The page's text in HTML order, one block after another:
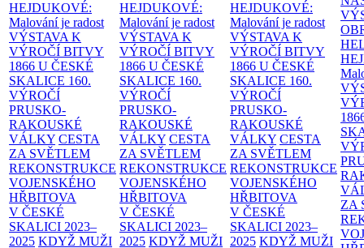
HEJDUKOVÉ:
Malování je radost
VÝSTAVA K
VÝROČÍ BITVY
1866 U ČESKÉ
SKALICE 160.
VÝROČÍ
PRUSKO-
RAKOUSKÉ
VÁLKY CESTA
ZA SVĚTLEM
REKONSTRUKCE
VOJENSKÉHO
HŘBITOVA
V ČESKÉ
SKALICI 2023–
2025 KDYŽ MUŽI
HEJDUKOVÉ:
Malování je radost
VÝSTAVA K
VÝROČÍ BITVY
1866 U ČESKÉ
SKALICE 160.
VÝROČÍ
PRUSKO-
RAKOUSKÉ
VÁLKY CESTA
ZA SVĚTLEM
REKONSTRUKCE
VOJENSKÉHO
HŘBITOVA
V ČESKÉ
SKALICI 2023–
2025 KDYŽ MUŽI
HEJDUKOVÉ:
Malování je radost
VÝSTAVA K
VÝROČÍ BITVY
1866 U ČESKÉ
SKALICE 160.
VÝROČÍ
PRUSKO-
RAKOUSKÉ
VÁLKY CESTA
ZA SVĚTLEM
REKONSTRUKCE
VOJENSKÉHO
HŘBITOVA
V ČESKÉ
SKALICI 2023–
2025 KDYŽ MUŽI
ZA